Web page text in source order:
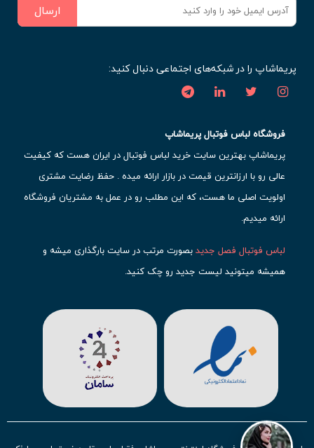
ارسال
پریماشاپ را در شبکه‌های اجتماعی دنبال کنید:
فروشگاه لباس فوتبال پریماشاپ
پریماشاپ بهترین سایت خرید لباس فوتبال در ایران هست که کیفیت
عالی رو با ارزانترین قیمت در بازار ارائه میده . حفظ رضایت مشتری
اولویت اصلی ما هست، که این مطلب رو در عمل به مشتریان فروشگاه
ارائه میدیم.
لباس فوتبال فصل جدیدبصورت مرتب در سایت بارگذاری میشه و
همیشه میتونید لیست جدید رو چک کنید.
حتما مشاهده کنید که قطعا برای تیم های مطرح دنیای فوتبال، تعداد
بیشتری محصول موجود میشه. این مورد شامل
لباس رئال مادرید
لباس اینتر میامی لباس منچستر سیتی
آث میلان میشه.
در ایران هملباس استقلال،لباس پرسپولیسولباس تیم ملی
ایرانتوجه زیادی بشون شده و تقریبا تمام محصولاتشون رو موجود